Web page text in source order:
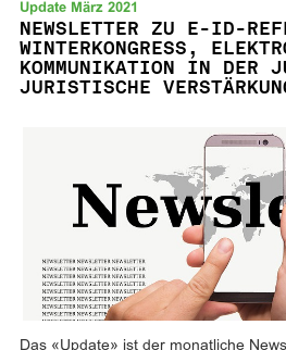
Update März 2021
NEWSLETTER ZU E-ID-
WINTERKONGRESS,
KOMMUNIKATION IN DER
JURISTISCHE
Das «Update» ist der monatliche